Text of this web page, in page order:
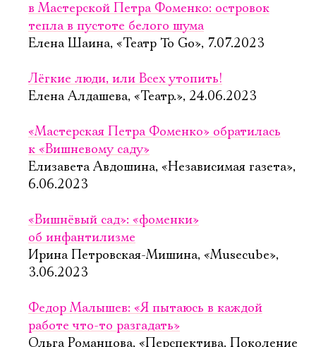
в Мастерской Петра Фоменко: островок
тепла в пустоте белого шума
Елена Шаина, «Театр To Go», 7.07.2023
Лёгкие люди, или Всех утопить!
Елена Алдашева, «Театр.», 24.06.2023
«Мастерская Петра Фоменко» обратилась
к «Вишневому саду»
Елизавета Авдошина, «Независимая газета»,
6.06.2023
«Вишнёвый сад»: «фоменки»
об инфантилизме
Ирина Петровская-Мишина, «Musecube»,
3.06.2023
Федор Малышев: «Я пытаюсь в каждой
работе что-то разгадать»
Ольга Романцова, «Перспектива. Поколение